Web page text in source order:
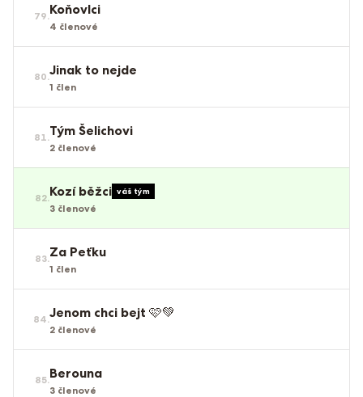
79.Koňovlci
4 členové
80.Jinak to nejde
1 člen
81.Tým Šelichovi
2 členové
82.Kozí běžci váš tým
3 členové
83.Za Peťku
1 člen
84.Jenom chci bejt 🩷💚
2 členové
85.Berouna
3 členové